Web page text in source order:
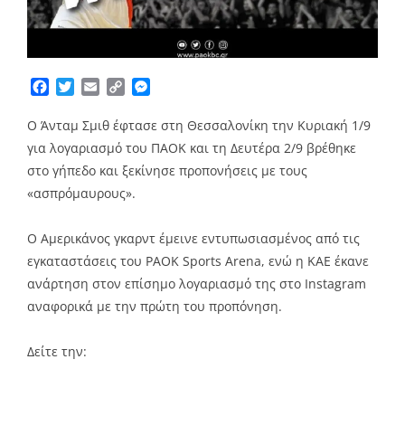
Facebook
TwitterEmailCopy
Ο Άνταμ Σμιθ έφτασε στη Θεσσαλονίκη την Κυριακή 1/9
για λογαριασμό του ΠΑΟΚ και τη Δευτέρα 2/9 βρέθηκε
στο γήπεδο και ξεκίνησε προπονήσεις με τους
«ασπρόμαυρους».
Ο Αμερικάνος γκαρντ έμεινε εντυπωσιασμένος από τις
εγκαταστάσεις του PAOK Sports Arena, ενώ η ΚΑΕ έκανε
ανάρτηση στον επίσημο λογαριασμό της στο Instagram
αναφορικά με την πρώτη του προπόνηση.
Δείτε την: